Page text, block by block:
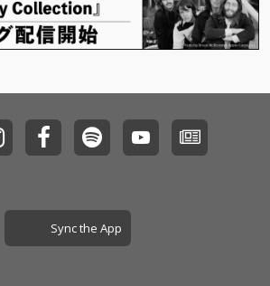
Sync the App